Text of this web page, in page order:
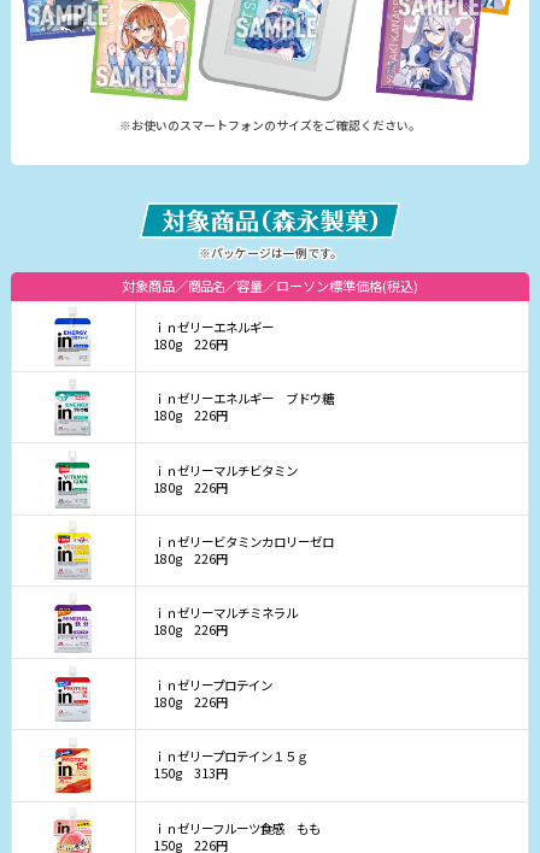
※お使いのスマートフォンのサイズをご確認ください。
※パッケージは一例です。
対象商品 商品名 容量 ローソン標準価格(税込)
ｉｎゼリーエネルギー
180g
226円
ｉｎゼリーエネルギー ブドウ糖
180g
226円
ｉｎゼリーマルチビタミン
180g
226円
ｉｎゼリービタミンカロリーゼロ
180g
226円
ｉｎゼリーマルチミネラル
180g
226円
ｉｎゼリープロテイン
180g
226円
ｉｎゼリープロテイン１５ｇ
150g
313円
ｉｎゼリーフルーツ食感 もも
150g
226円